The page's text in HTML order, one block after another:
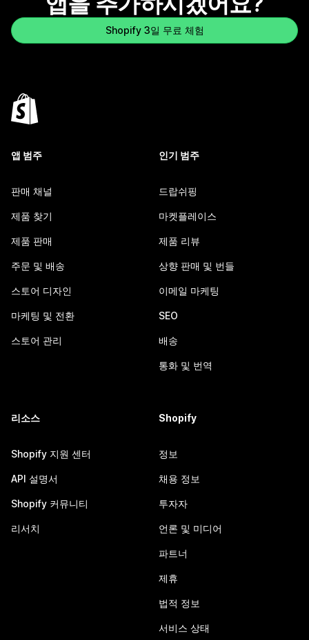
Shopify 3일 무료 체험
앱 범주
판매 채널
제품 찾기
제품 판매
주문 및 배송
스토어 디자인
마케팅 및 전환
스토어 관리
인기 범주
드랍쉬핑
마켓플레이스
제품 리뷰
상향 판매 및 번들
이메일 마케팅
SEO
배송
통화 및 번역
리소스
Shopify 지원 센터
API 설명서
Shopify 커뮤니티
리서치
Shopify
정보
채용 정보
투자자
언론 및 미디어
파트너
제휴
법적 정보
서비스 상태